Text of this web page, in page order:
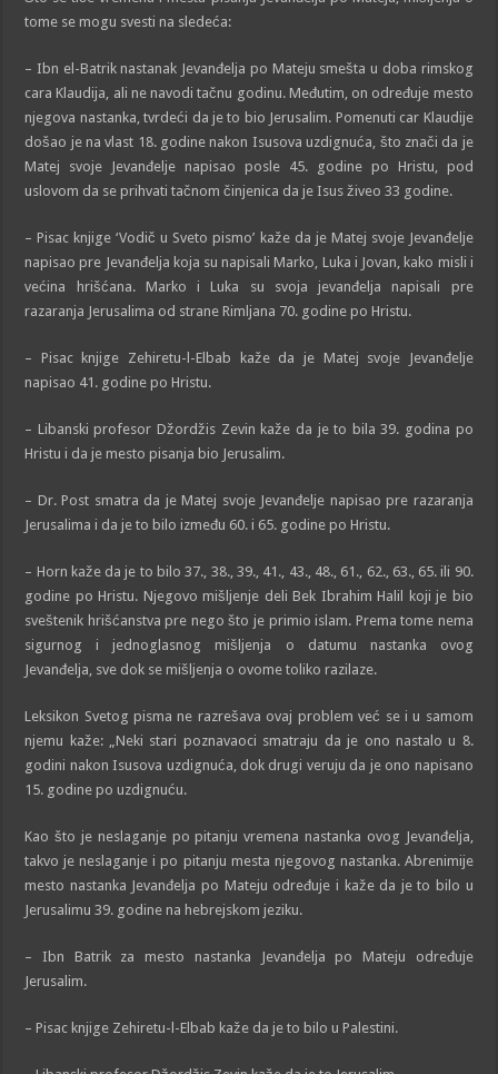
tome se mogu svesti na sledeća:
– Ibn el-Batrik nastanak Jevanđelja po Mateju smešta u doba rimskog
cara Klaudija, ali ne navodi tačnu godinu. Međutim, on određuje mesto
njegova nastanka, tvrdeći da je to bio Jerusalim. Pomenuti car Klaudije
došao je na vlast 18. godine nakon Isusova uzdignuća, što znači da je
Matej svoje Jevanđelje napisao posle 45. godine po Hristu, pod
uslovom da se prihvati tačnom činjenica da je Isus živeo 33 godine.
– Pisac knjige ‘Vodič u Sveto pismo’ kaže da je Matej svoje Jevanđelje
napisao pre Jevanđelja koja su napisali Marko, Luka i Jovan, kako misli i
većina hrišćana. Marko i Luka su svoja jevanđelja napisali pre
razaranja Jerusalima od strane Rimljana 70. godine po Hristu.
– Pisac knjige Zehiretu-l-Elbab kaže da je Matej svoje Jevanđelje
napisao 41. godine po Hristu.
– Libanski profesor Džordžis Zevin kaže da je to bila 39. godina po
Hristu i da je mesto pisanja bio Jerusalim.
– Dr. Post smatra da je Matej svoje Jevanđelje napisao pre razaranja
Jerusalima i da je to bilo između 60. i 65. godine po Hristu.
– Horn kaže da je to bilo 37., 38., 39., 41., 43., 48., 61., 62., 63., 65. ili 90.
godine po Hristu. Njegovo mišljenje deli Bek Ibrahim Halil koji je bio
sveštenik hrišćanstva pre nego što je primio islam. Prema tome nema
sigurnog i jednoglasnog mišljenja o datumu nastanka ovog
Jevanđelja, sve dok se mišljenja o ovome toliko razilaze.
Leksikon Svetog pisma ne razrešava ovaj problem već se i u samom
njemu kaže: „Neki stari poznavaoci smatraju da je ono nastalo u 8.
godini nakon Isusova uzdignuća, dok drugi veruju da je ono napisano
15. godine po uzdignuću.
Kao što je neslaganje po pitanju vremena nastanka ovog Jevanđelja,
takvo je neslaganje i po pitanju mesta njegovog nastanka. Abrenimije
mesto nastanka Jevanđelja po Mateju određuje i kaže da je to bilo u
Jerusalimu 39. godine na hebrejskom jeziku.
– Ibn Batrik za mesto nastanka Jevanđelja po Mateju određuje
Jerusalim.
– Pisac knjige Zehiretu-l-Elbab kaže da je to bilo u Palestini.